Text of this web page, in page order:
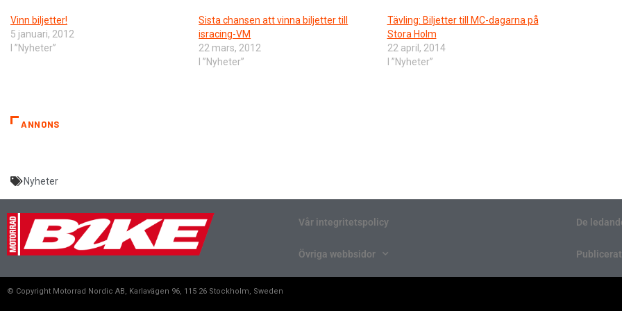
Vinn biljetter!
5 januari, 2012
I ”Nyheter”
Sista chansen att vinna biljetter till
isracing-VM
22 mars, 2012
I ”Nyheter”
Tävling: Biljetter till MC-dagarna på
Stora Holm
22 april, 2014
I ”Nyheter”
ANNONS
Nyheter
Vår integritetspolicy
Övriga webbsidor
De
Publicerat
© Copyright Motorrad Nordic AB, Karlavägen 96, 115 26 Stockholm, Sweden